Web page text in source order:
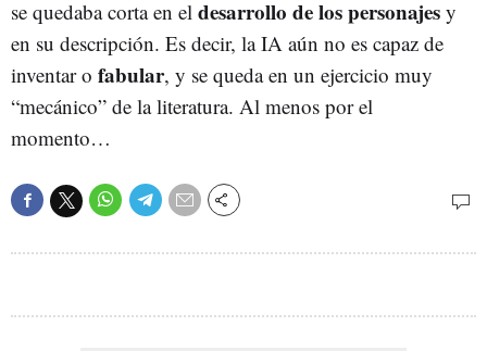
se quedaba corta en el desarrollo de los personajes y
en su descripción. Es decir, la IA aún no es capaz de
inventar o fabular, y se queda en un ejercicio muy
“mecánico” de la literatura. Al menos por el
momento…